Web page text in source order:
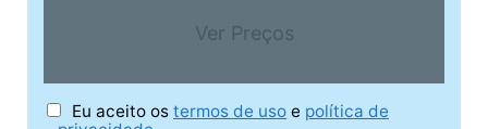
Ver Preços
Eu aceito os termos de uso e política de